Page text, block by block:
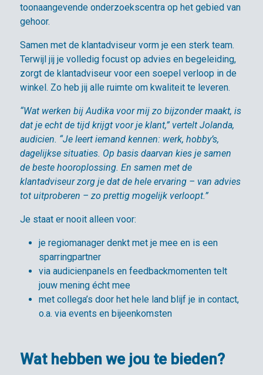
toonaangevende onderzoekscentra op het gebied van
gehoor.
Samen met de klantadviseur vorm je een sterk team.
Terwijl jij je volledig focust op advies en begeleiding,
zorgt de klantadviseur voor een soepel verloop in de
winkel. Zo heb jij alle ruimte om kwaliteit te leveren.
“Wat werken bij Audika voor mij zo bijzonder maakt, is
dat je echt de tijd krijgt voor je klant,” vertelt Jolanda,
audicien. “Je leert iemand kennen: werk, hobby’s,
dagelijkse situaties. Op basis daarvan kies je samen
de beste hooroplossing. En samen met de
klantadviseur zorg je dat de hele ervaring – van advies
tot uitproberen – zo prettig mogelijk verloopt.”
Je staat er nooit alleen voor:
je regiomanager denkt met je mee en is een
sparringpartner
via audicienpanels en feedbackmomenten telt
jouw mening écht mee
met collega’s door het hele land blijf je in contact,
o.a. via events en bijeenkomsten
Wat hebben we jou te bieden?